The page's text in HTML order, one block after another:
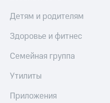
Детям и родителям
Здоровье и фитнес
Семейная группа
Утилиты
Приложения